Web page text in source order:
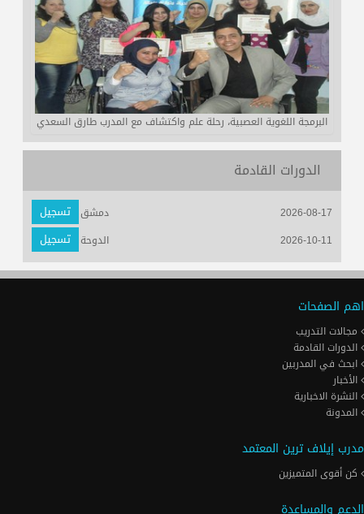
البرمجة اللغوية العصبية، رحلة علم واكتشاف مع المدرب طارق السعدي
الدورات القادمة
2026-08-17 دمشق تسجيل
2026-10-11 الدوحة تسجيل
اهم الصفحات
مجالات التدريب
الدورات القادمة
ابحث في المدربين
الأخبار
النشرة الاخبارية
المدونة
مدرب إيلاف ترين المعتمد
كن أقوى المتميزين
الدعم والمساعدة